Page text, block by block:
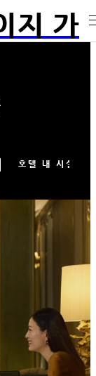
지 가
호텔 내 시설 및